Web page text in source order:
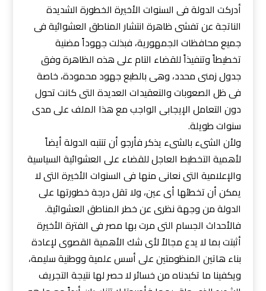
أدركت الدولة فى السنوات الأخيرة الخطورة الشديدة
الناتجة عن تفشى ظاهرة انتشار المناطق العشوائية فى
جميع محافظات الجمهورية، فبذلت جهوداً مضنية
تخطيطاً وتنفيذاً للقضاء التام على هذه الظاهرة وفق
جدول زمنى محدد، وهى بالطبع جهود محمودة، خاصة
فى ظل الصعوبات والتعقيدات العديدة التى كانت تحول
دون التعامل الإيجابى الواجب مع هذا الملف على مدى
سنوات طويلة.
ولأن الشىء بالشىء يذكر فأرجو أن تنتبه الدولة أيضاً
لأهمية التخطيط العاجل للقضاء على العشوائية السياسية
والإعلامية التى نعانى منها فى السنوات الأخيرة التى لا
يمكن أن تخطئها أى عين، ولا تقل درجة خطورتها على
الدولة من وجهة نظرى عن خطر المناطق العشوائية.
فالأحداث الجسام التى مرت بها مصر فى الفترة الأخيرة
أثبتت بما لا يدع مجالاً لأى شك الأهمية القصوى لإعادة
بناء هاتين المنظومتين على أسس علمية ووطنية سليمة،
ويكفينا ما تكبدناه من خسائر لا حصر لها نتيجة التجريف